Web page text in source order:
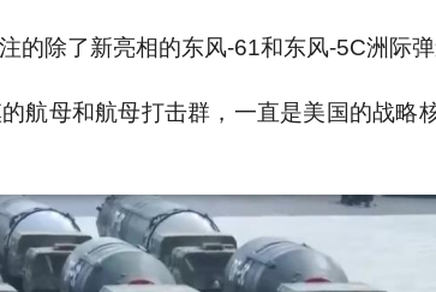
的除了新亮相的东风-61和东风-5C洲际
航母和航母打击群，一直是美国的战